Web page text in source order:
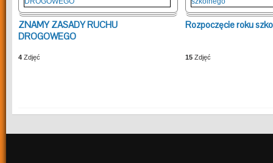
ZNAMY ZASADY RUCHU
DROGOWEGO
4 Zdjęć
Rozpoczęcie roku
15 Zdjęć